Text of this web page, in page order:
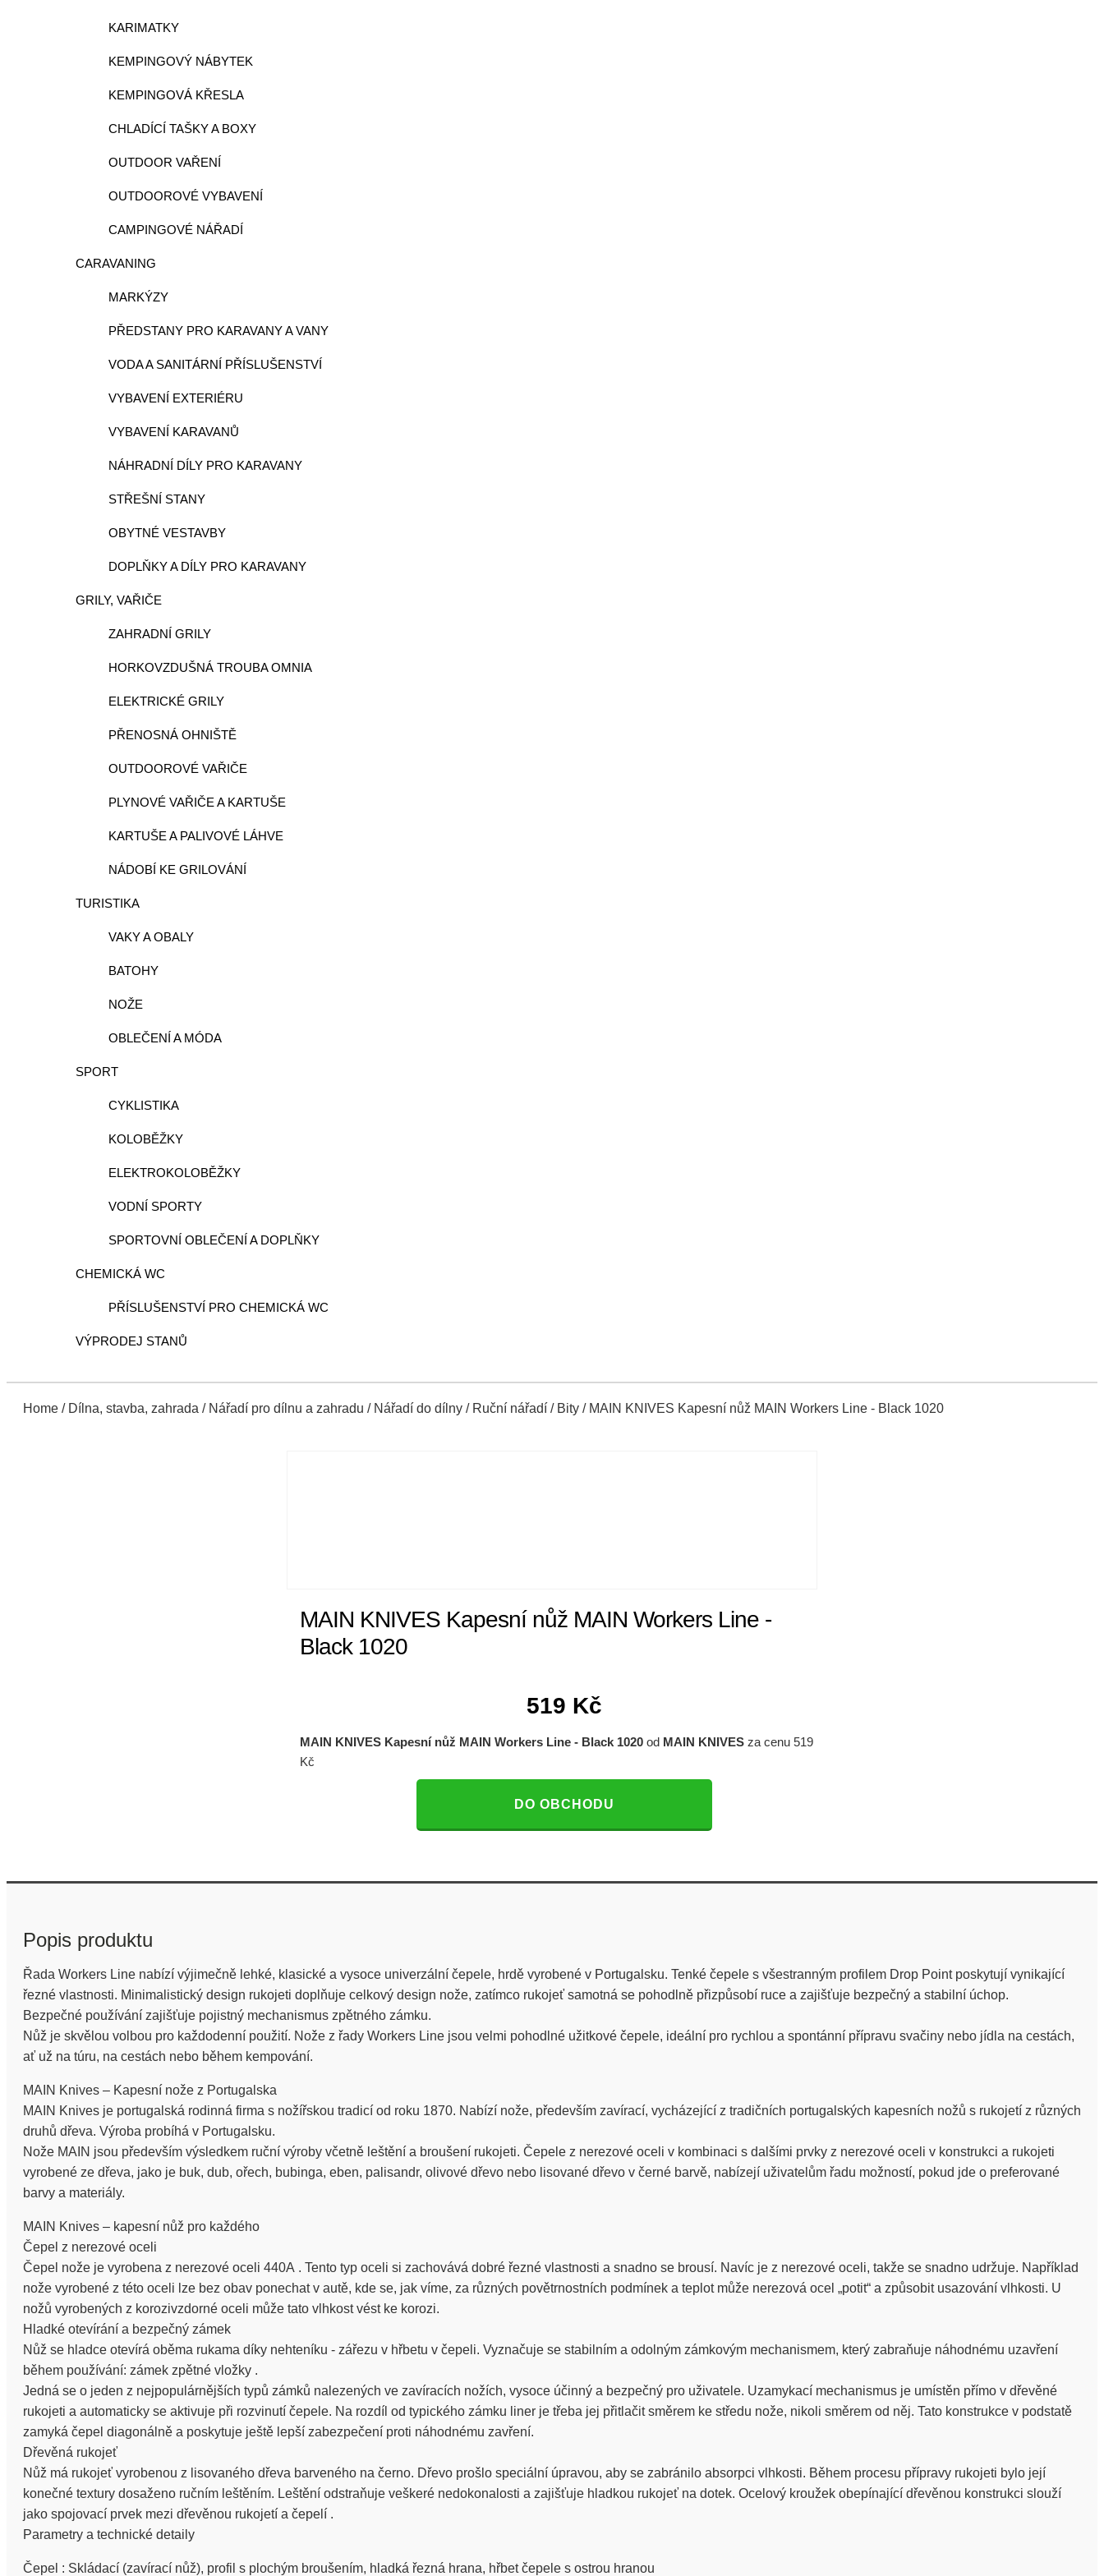
KARIMATKY
KEMPINGOVÝ NÁBYTEK
KEMPINGOVÁ KŘESLA
CHLADÍCÍ TAŠKY A BOXY
OUTDOOR VAŘENÍ
OUTDOOROVÉ VYBAVENÍ
CAMPINGOVÉ NÁŘADÍ
CARAVANING
MARKÝZY
PŘEDSTANY PRO KARAVANY A VANY
VODA A SANITÁRNÍ PŘÍSLUŠENSTVÍ
VYBAVENÍ EXTERIÉRU
VYBAVENÍ KARAVANŮ
NÁHRADNÍ DÍLY PRO KARAVANY
STŘEŠNÍ STANY
OBYTNÉ VESTAVBY
DOPLŇKY A DÍLY PRO KARAVANY
GRILY, VAŘIČE
ZAHRADNÍ GRILY
HORKOVZDUŠNÁ TROUBA OMNIA
ELEKTRICKÉ GRILY
PŘENOSNÁ OHNIŠTĚ
OUTDOOROVÉ VAŘIČE
PLYNOVÉ VAŘIČE A KARTUŠE
KARTUŠE A PALIVOVÉ LÁHVE
NÁDOBÍ KE GRILOVÁNÍ
TURISTIKA
VAKY A OBALY
BATOHY
NOŽE
OBLEČENÍ A MÓDA
SPORT
CYKLISTIKA
KOLOBĚŽKY
ELEKTROKOLOBĚŽKY
VODNÍ SPORTY
SPORTOVNÍ OBLEČENÍ A DOPLŇKY
CHEMICKÁ WC
PŘÍSLUŠENSTVÍ PRO CHEMICKÁ WC
VÝPRODEJ STANŮ
Home / Dílna, stavba, zahrada / Nářadí pro dílnu a zahradu / Nářadí do dílny / Ruční nářadí / Bity / MAIN KNIVES Kapesní nůž MAIN Workers Line - Black 1020
MAIN KNIVES Kapesní nůž MAIN Workers Line -
Black 1020
519 Kč
MAIN KNIVES Kapesní nůž MAIN Workers Line - Black 1020 od MAIN KNIVES za cenu 519
Kč
DO OBCHODU
Popis produktu
Řada Workers Line nabízí výjimečně lehké, klasické a vysoce univerzální čepele, hrdě vyrobené v Portugalsku. Tenké čepele s všestranným profilem Drop Point poskytují vynikající
řezné vlastnosti. Minimalistický design rukojeti doplňuje celkový design nože, zatímco rukojeť samotná se pohodlně přizpůsobí ruce a zajišťuje bezpečný a stabilní úchop.
Bezpečné používání zajišťuje pojistný mechanismus zpětného zámku.
Nůž je skvělou volbou pro každodenní použití. Nože z řady Workers Line jsou velmi pohodlné užitkové čepele, ideální pro rychlou a spontánní přípravu svačiny nebo jídla na cestách,
ať už na túru, na cestách nebo během kempování.
MAIN Knives – Kapesní nože z Portugalska
MAIN Knives je portugalská rodinná firma s nožířskou tradicí od roku 1870. Nabízí nože, především zavírací, vycházející z tradičních portugalských kapesních nožů s rukojetí z různých
druhů dřeva. Výroba probíhá v Portugalsku.
Nože MAIN jsou především výsledkem ruční výroby včetně leštění a broušení rukojeti. Čepele z nerezové oceli v kombinaci s dalšími prvky z nerezové oceli v konstrukci a rukojeti
vyrobené ze dřeva, jako je buk, dub, ořech, bubinga, eben, palisandr, olivové dřevo nebo lisované dřevo v černé barvě, nabízejí uživatelům řadu možností, pokud jde o preferované
barvy a materiály.
MAIN Knives – kapesní nůž pro každého
Čepel z nerezové oceli
Čepel nože je vyrobena z nerezové oceli 440A . Tento typ oceli si zachovává dobré řezné vlastnosti a snadno se brousí. Navíc je z nerezové oceli, takže se snadno udržuje. Například
nože vyrobené z této oceli lze bez obav ponechat v autě, kde se, jak víme, za různých povětrnostních podmínek a teplot může nerezová ocel „potit“ a způsobit usazování vlhkosti. U
nožů vyrobených z korozivzdorné oceli může tato vlhkost vést ke korozi.
Hladké otevírání a bezpečný zámek
Nůž se hladce otevírá oběma rukama díky nehteníku - zářezu v hřbetu v čepeli. Vyznačuje se stabilním a odolným zámkovým mechanismem, který zabraňuje náhodnému uzavření
během používání: zámek zpětné vložky .
Jedná se o jeden z nejpopulárnějších typů zámků nalezených ve zavíracích nožích, vysoce účinný a bezpečný pro uživatele. Uzamykací mechanismus je umístěn přímo v dřevěné
rukojeti a automaticky se aktivuje při rozvinutí čepele. Na rozdíl od typického zámku liner je třeba jej přitlačit směrem ke středu nože, nikoli směrem od něj. Tato konstrukce v podstatě
zamyká čepel diagonálně a poskytuje ještě lepší zabezpečení proti náhodnému zavření.
Dřevěná rukojeť
Nůž má rukojeť vyrobenou z lisovaného dřeva barveného na černo. Dřevo prošlo speciální úpravou, aby se zabránilo absorpci vlhkosti. Během procesu přípravy rukojeti bylo její
konečné textury dosaženo ručním leštěním. Leštění odstraňuje veškeré nedokonalosti a zajišťuje hladkou rukojeť na dotek. Ocelový kroužek obepínající dřevěnou konstrukci slouží
jako spojovací prvek mezi dřevěnou rukojetí a čepelí .
Parametry a technické detaily
Čepel : Skládací (zavírací nůž), profil s plochým broušením, hladká řezná hrana, hřbet čepele s ostrou hranou